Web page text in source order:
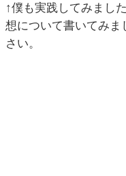
↑僕も実践してみまし
想について書いてみ
さい。